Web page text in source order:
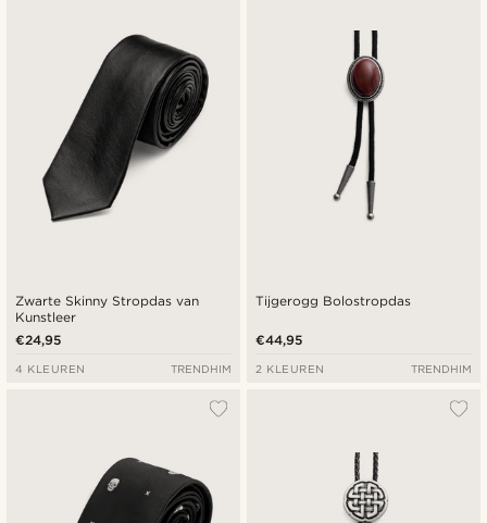
Zwarte Skinny Stropdas van
Kunstleer
€24,95
4 KLEUREN TRENDHIM
Tijgerogg Bolostropdas
€44,95
2 KLEUREN TRENDHIM